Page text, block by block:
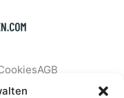
AGB